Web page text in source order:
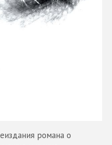
романа о